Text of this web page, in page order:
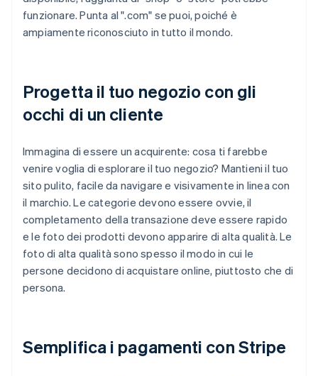
funzionare. Punta al ".com" se puoi, poiché è
ampiamente riconosciuto in tutto il mondo.
Progetta il tuo negozio con gli
occhi di un cliente
Immagina di essere un acquirente: cosa ti farebbe
venire voglia di esplorare il tuo negozio? Mantieni il tuo
sito pulito, facile da navigare e visivamente in linea con
il marchio. Le categorie devono essere ovvie, il
completamento della transazione deve essere rapido
e le foto dei prodotti devono apparire di alta qualità. Le
foto di alta qualità sono spesso il modo in cui le
persone decidono di acquistare online, piuttosto che di
persona.
Semplifica i pagamenti con Stripe